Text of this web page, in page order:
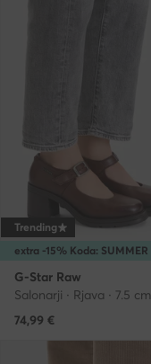
extra -15% Koda: SUMMER
Trending
G-Star Raw
Salonarji · Rjava · 7.5 cm
74,99 €